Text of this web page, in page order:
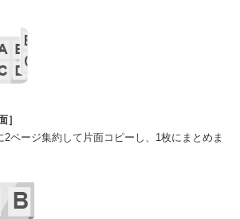
］
2ページ集約して片面コピーし、1枚にまとめま